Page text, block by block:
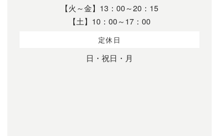
【火～金】13：00～20：15
【土】10：00～17：00
定休日
日・祝日・月